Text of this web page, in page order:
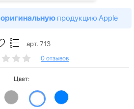
оригинальную продукцию Apple
арт. 713
0 отзывов
Цвет: